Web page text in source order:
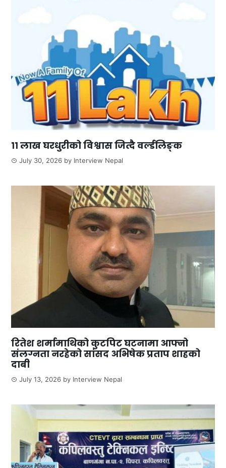
११ लाख घरधुरीको विश्वास जित्दै वर्ल्डलिङ्क
July 30, 2026 by Interview Nepal
रितेश शर्मामाथिको कुटपिट घटनामा आफ्नो
संलग्नता नरहेको सांसद अभिषेक प्रताप शाहको
दाबी
July 13, 2026 by Interview Nepal